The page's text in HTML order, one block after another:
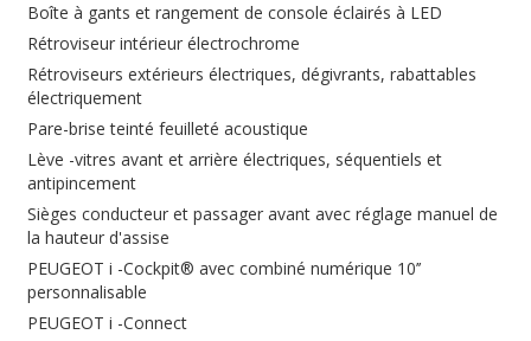
Boîte à gants et rangement de console éclairés à LED
Rétroviseur intérieur électrochrome
Rétroviseurs extérieurs électriques, dégivrants, rabattables
électriquement
Pare-brise teinté feuilleté acoustique
Lève -vitres avant et arrière électriques, séquentiels et
antipincement
Sièges conducteur et passager avant avec réglage manuel de
la hauteur d'assise
PEUGEOT i -Cockpit® avec combiné numérique 10’’
personnalisable
PEUGEOT i -Connect